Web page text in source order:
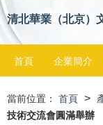
清北華業（北京）
首頁 企業簡介
當前位置： 首頁 >
技術交流會圓滿舉辦